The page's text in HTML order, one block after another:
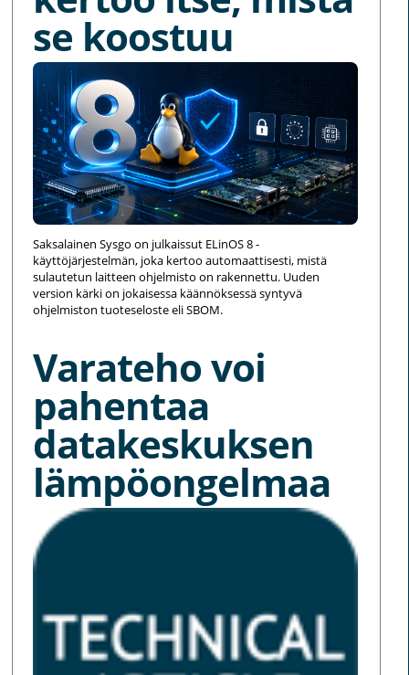
se koostuu
Saksalainen Sysgo on julkaissut ELinOS 8 -
käyttöjärjestelmän, joka kertoo automaattisesti, mistä
sulautetun laitteen ohjelmisto on rakennettu. Uuden
version kärki on jokaisessa käännöksessä syntyvä
ohjelmiston tuoteseloste eli SBOM.
Varateho voi
pahentaa
datakeskuksen
lämpöongelmaa